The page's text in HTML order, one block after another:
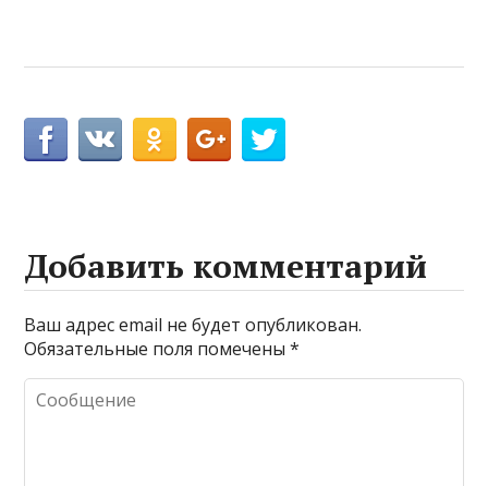
Добавить комментарий
Ваш адрес email не будет опубликован.
Обязательные поля помечены*